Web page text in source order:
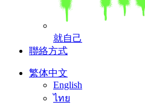
就自己
聯絡方式
繁体中文
English
ไทย